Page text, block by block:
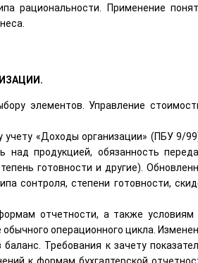
рациональности. Применение
элементов. Управление
учету ‎«Доходы организации» (ПБУ 9/
над продукцией, обязанность
готовности и другие).
сонтроля, степени готовности,
отчетности, а также условиям
операционного цикла.
Требования к зачету